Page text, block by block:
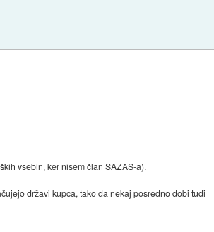
vsebin, ker nisem član SAZAS-a).
državi kupca, tako da nekaj posredno dobi tudi